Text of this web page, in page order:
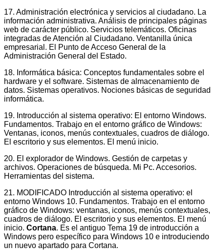
17. Administración electrónica y servicios al ciudadano. La
información administrativa. Análisis de principales páginas
web de carácter público. Servicios telemáticos. Oficinas
integradas de Atención al Ciudadano. Ventanilla única
empresarial. El Punto de Acceso General de la
Administración General del Estado.
18. Informática básica: Conceptos fundamentales sobre el
hardware y el software. Sistemas de almacenamiento de
datos. Sistemas operativos. Nociones básicas de seguridad
informática.
19. Introducción al sistema operativo: El entorno Windows.
Fundamentos. Trabajo en el entorno gráfico de Windows:
Ventanas, iconos, menús contextuales, cuadros de diálogo.
El escritorio y sus elementos. El menú inicio.
20. El explorador de Windows. Gestión de carpetas y
archivos. Operaciones de búsqueda. Mi Pc. Accesorios.
Herramientas del sistema.
21. MODIFICADO Introducción al sistema operativo: el
entorno Windows 10. Fundamentos. Trabajo en el entorno
gráfico de Windows: ventanas, iconos, menús contextuales,
cuadros de diálogo. El escritorio y sus elementos. El menú
inicio. Cortana. Es el antiguo Tema 19 de introducción a
Windows pero específico para Windows 10 e introduciendo
un nuevo apartado para Cortana.